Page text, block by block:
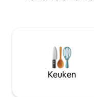
In de omgeving is er
behoeften:
apotheek, bars, cafés,
Keuken